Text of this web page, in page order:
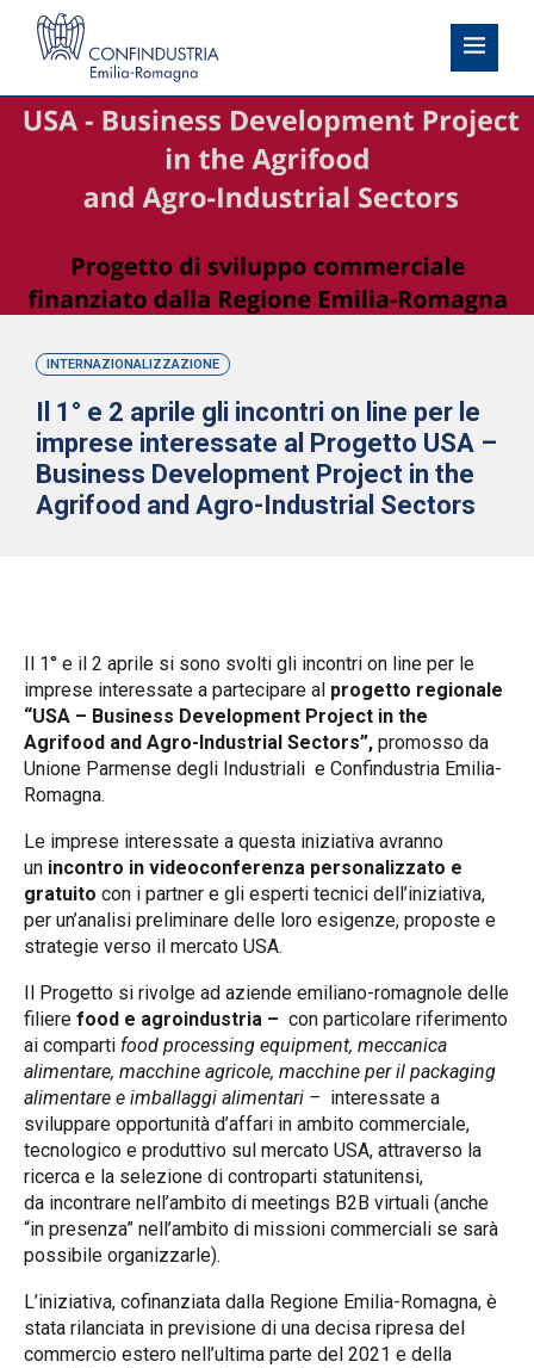
INTERNAZIONALIZZAZIONE
Il 1° e 2 aprile gli incontri on line per le
imprese interessate al Progetto USA –
Business Development Project in the
Agrifood and Agro-Industrial Sectors
Il 1° e il 2 aprile si sono svolti gli incontri on line per le
imprese interessate a partecipare al progetto regionale
“USA – Business Development Project in the
Agrifood and Agro-Industrial Sectors”, promosso da
Unione Parmense degli Industriali e Confindustria Emilia-
Romagna.
Le imprese interessate a questa iniziativa avranno
un incontro in videoconferenza personalizzato e
gratuito con i partner e gli esperti tecnici dell’iniziativa,
per un’analisi preliminare delle loro esigenze, proposte e
strategie verso il mercato USA.
Il Progetto si rivolge ad aziende emiliano-romagnole delle
filiere food e agroindustria – con particolare riferimento
ai comparti food processing equipment, meccanica
alimentare, macchine agricole, macchine per il packaging
alimentare e imballaggi alimentari – interessate a
sviluppare opportunità d’affari in ambito commerciale,
tecnologico e produttivo sul mercato USA, attraverso la
ricerca e la selezione di controparti statunitensi,
da incontrare nell’ambito di meetings B2B virtuali (anche
“in presenza” nell’ambito di missioni commerciali se sarà
possibile organizzarle).
L’iniziativa, cofinanziata dalla Regione Emilia-Romagna, è
stata rilanciata in previsione di una decisa ripresa del
commercio estero nell’ultima parte del 2021 e della